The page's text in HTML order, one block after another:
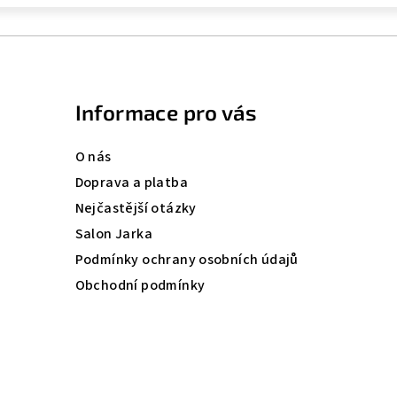
Informace pro vás
O nás
Doprava a platba
Nejčastější otázky
Salon Jarka
Podmínky ochrany osobních údajů
Obchodní podmínky